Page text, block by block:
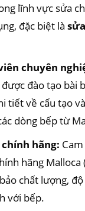
lĩnh vực sửa
đặc biệt là
chuyên
đào tạo bài
tiết về cấu tạo
dòng bếp từ
hãng:
hãng Malloca
chất lượng,
với bếp.